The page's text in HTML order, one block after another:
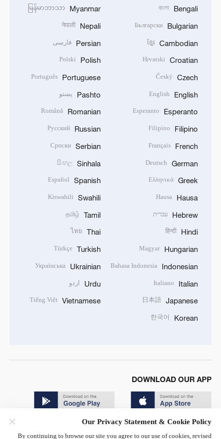
Bengali
বাংলা
Bulgarian
Български
Cambodian
ខ្មែរ
Croatian
Hrvatski
Czech
Český
English
English
Esperanto
Esperanto
Filipino
Filipino
French
Français
German
Deutsch
Greek
Ελληνικά
Hausa
Hausa
Hebrew עברית
Hindi
हिन्दी
Hungarian
Magyar
Indonesian
Bahasa Indonesia
Italian
Italiano
Japanese
日本語
Korean
한국어
Myanmar
မြန်မာဘာသာ
Nepali
नेपाली
Persian فارسی
Polish
Polski
Portuguese
Português
Pashto پښتو
Romanian
Română
Russian
Русский
Serbian
Српски
Sinhala
සිංහල
Spanish
Español
Swahili
Kiswahili
Tamil
தமிழ்
Thai
ไทย
Turkish
Türkçe
Ukrainian
Українська
Urdu اردو
Vietnamese
Tiếng Việt
DOWNLOAD OUR APP
Our Privacy Statement & Cookie Policy
By continuing to browse our site you agree to our use of cookies, revised